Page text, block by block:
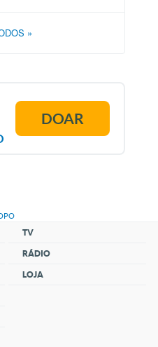
»
DOAR
TV
RÁDIO
LOJA